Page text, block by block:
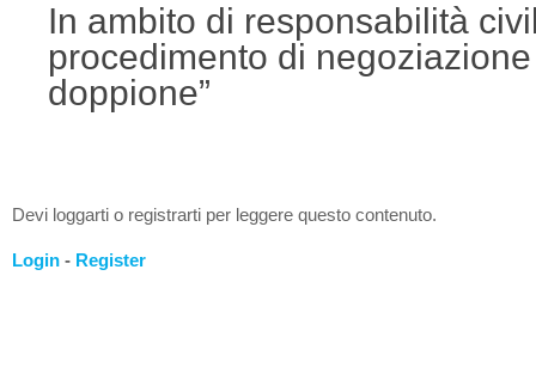
In ambito di responsabilità
procedimento di
doppione”
Devi loggarti o registrarti per leggere questo contenuto.
Login - Register